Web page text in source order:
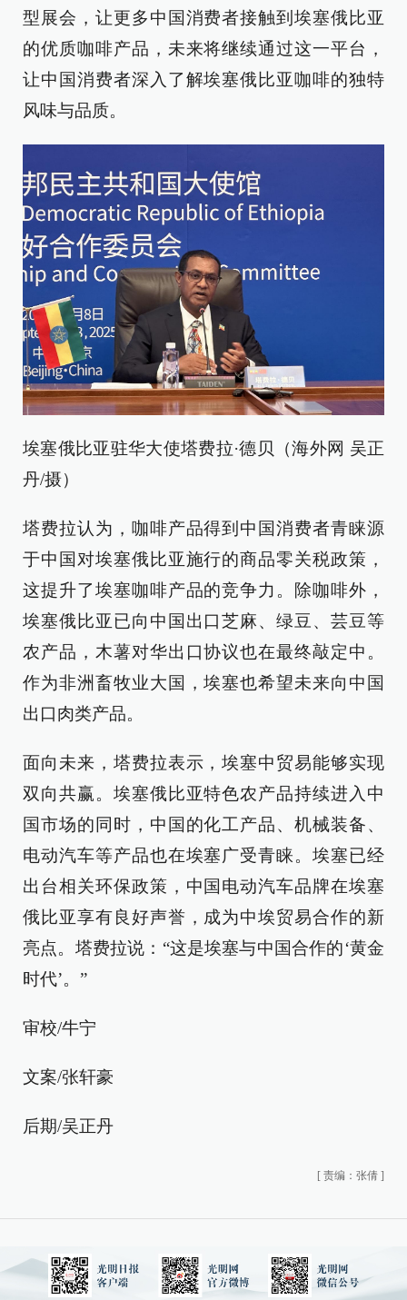
型展会，让更多中国消费者接触到埃塞俄比亚
的优质咖啡产品，未来将继续通过这一平台，
让中国消费者深入了解埃塞俄比亚咖啡的独特
风味与品质。
埃塞俄比亚驻华大使塔费拉·德贝（海外网 吴正
丹/摄）
塔费拉认为，咖啡产品得到中国消费者青睐源
于中国对埃塞俄比亚施行的商品零关税政策，
这提升了埃塞咖啡产品的竞争力。除咖啡外，
埃塞俄比亚已向中国出口芝麻、绿豆、芸豆等
农产品，木薯对华出口协议也在最终敲定中。
作为非洲畜牧业大国，埃塞也希望未来向中国
出口肉类产品。
面向未来，塔费拉表示，埃塞中贸易能够实现
双向共赢。埃塞俄比亚特色农产品持续进入中
国市场的同时，中国的化工产品、机械装备、
电动汽车等产品也在埃塞广受青睐。埃塞已经
出台相关环保政策，中国电动汽车品牌在埃塞
俄比亚享有良好声誉，成为中埃贸易合作的新
亮点。塔费拉说：“这是埃塞与中国合作的‘黄金
时代’。”
审校/牛宁
文案/张轩豪
后期/吴正丹
[ 责编：张倩 ]